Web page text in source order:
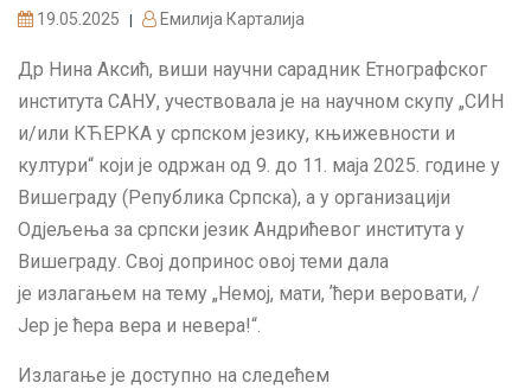
19.05.2025 Емилија Карталија
Др Нина Аксић, виши научни сарадник Етнографског
института САНУ, учествовала је на научном скупу „СИН
и/или КЋЕРКА у српском језику, књижевности и
култури“ који је одржан од 9. до 11. маја 2025. године у
Вишеграду (Република Српска), а у организацији
Одјељења за српски језик Андрићевог института у
Вишеграду. Свој допринос овој теми дала
је излагањем на тему „Немој, мати, ʼћери веровати, /
Јер је ћера вера и невера!“.
Излагање је доступно на следећем